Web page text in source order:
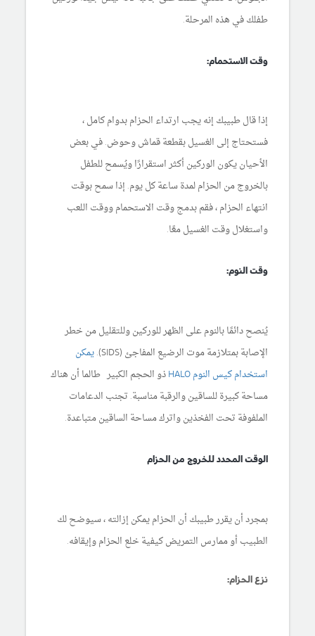
طفلك في هذه المرحلة.
وقت الاستحمام:
إذا قال طبيبك إنه يجب ارتداء الحزام بدوام كامل ،
فستحتاج إلى الغسيل بقطعة قماش وحوض. في بعض
الأحيان يكون الوركين أكثر استقرارًا ويُسمح للطفل
بالخروج من الحزام لمدة ساعة كل يوم. إذا سمح بوقت
انتهاء الحزام ، فقم بدمج وقت الاستحمام ووقت اللعب
واستغلال وقت الغسيل معًا.
وقت النوم:
يُنصح دائمًا بالنوم على الظهر للوركين وللتقليل من خطر
الإصابة بمتلازمة موت الرضيع المفاجئ (SIDS).
يمكن
استخدام كيس النوم HALO
ذو الحجم الكبير طالما أن هناك
مساحة كبيرة للساقين والرقبة مناسبة. تجنب الدعامات
الملفوفة تحت الفخذين واترك مساحة الساقين متباعدة.
الوقت المحدد للخروج من الحزام
بمجرد أن يقرر طبيبك أن الحزام يمكن إزالته ، سيوضح لك
الطبيب أو ممارس التمريض كيفية خلع الحزام وإيقافه.
نزع الحزام: